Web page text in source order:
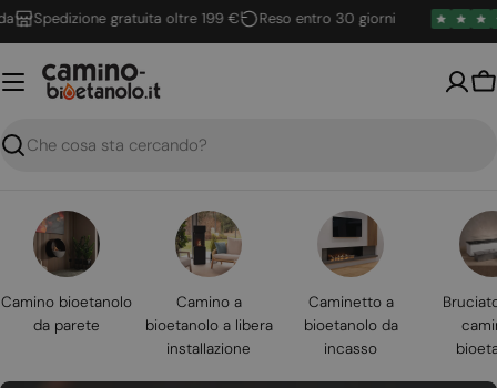
Vai
al
contenuto
Spedizione gratuita oltre 199 € Reso entro 30 giorni
Ricerca
Camino bioetanolo
da parete
Camino a
bioetanolo a libera
installazione
Caminetto a
bioetanolo da
incasso